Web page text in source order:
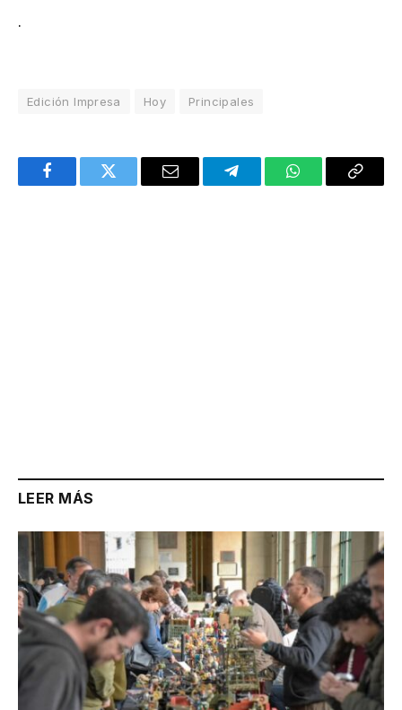
.
Edición Impresa Hoy Principales
FacebookTwitter Email TelegramWhatsAppCopy
LEER MÁS